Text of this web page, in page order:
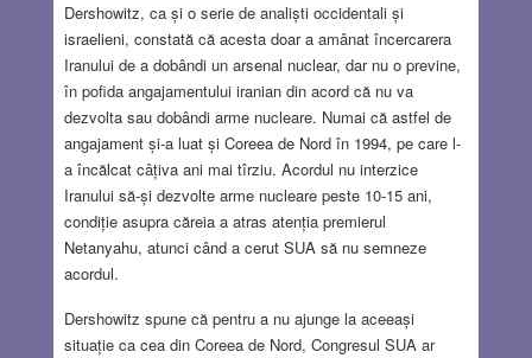
Dershowitz, ca și o serie de analiști occidentali și
israelieni, constată că acesta doar a amânat încercarera
Iranului de a dobândi un arsenal nuclear, dar nu o previne,
în pofida angajamentului iranian din acord că nu va
dezvolta sau dobândi arme nucleare. Numai că astfel de
angajament și-a luat și Coreea de Nord în 1994, pe care l-
a încălcat câțiva ani mai tîrziu. Acordul nu interzice
Iranului să-și dezvolte arme nucleare peste 10-15 ani,
condiție asupra căreia a atras atenția premierul
Netanyahu, atunci când a cerut SUA să nu semneze
acordul.
Dershowitz spune că pentru a nu ajunge la aceeași
situație ca cea din Coreea de Nord, Congresul SUA ar